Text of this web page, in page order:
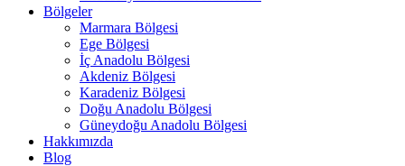
Bölgeler
Marmara Bölgesi
Ege Bölgesi
İç Anadolu Bölgesi
Akdeniz Bölgesi
Karadeniz Bölgesi
Doğu Anadolu Bölgesi
Güneydoğu Anadolu Bölgesi
Hakkımızda
Blog